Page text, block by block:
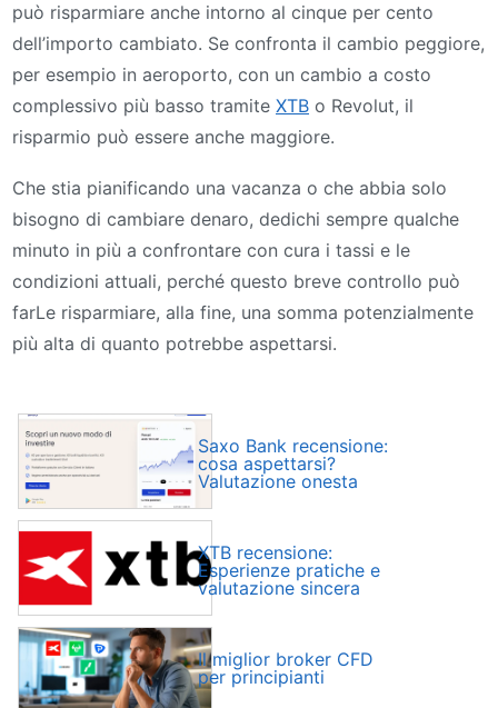
può risparmiare anche intorno al cinque per cento
dell’importo cambiato. Se confronta il cambio peggiore,
per esempio in aeroporto, con un cambio a costo
complessivo più basso tramite XTB o Revolut, il
risparmio può essere anche maggiore.
Che stia pianificando una vacanza o che abbia solo
bisogno di cambiare denaro, dedichi sempre qualche
minuto in più a confrontare con cura i tassi e le
condizioni attuali, perché questo breve controllo può
farLe risparmiare, alla fine, una somma potenzialmente
più alta di quanto potrebbe aspettarsi.
Saxo Bank recensione:
cosa aspettarsi?
Valutazione onesta
XTB recensione:
Esperienze pratiche e
valutazione sincera
Il miglior broker CFD
per principianti